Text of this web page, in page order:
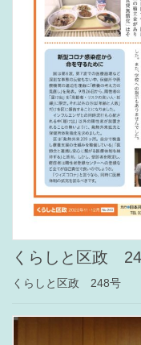
くらしと区政
くらしと区政 248号